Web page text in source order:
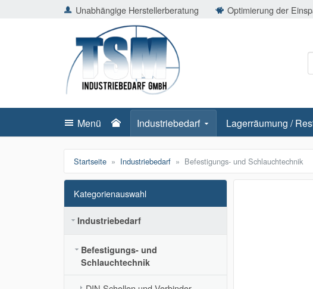
Unabhängige Herstellerberatung Optimierung der
schließen
Suche
Menü Industriebedarf Lagerräumung /
Startseite Industriebedarf Befestigungs- und Schlauchtechnik
Kategorienauswahl
Industriebedarf
Befestigungs- und
Schlauchtechnik